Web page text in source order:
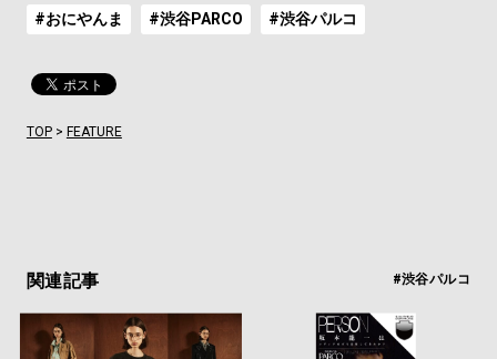
#おにやんま #渋谷PARCO #渋谷パルコ
TOP> FEATURE
関連記事 #渋谷パルコ